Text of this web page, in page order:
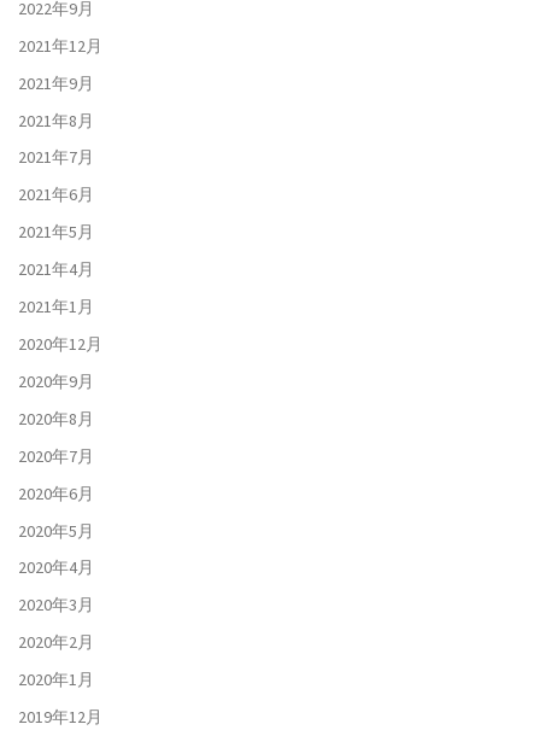
2022年9月
2021年12月
2021年9月
2021年8月
2021年7月
2021年6月
2021年5月
2021年4月
2021年1月
2020年12月
2020年9月
2020年8月
2020年7月
2020年6月
2020年5月
2020年4月
2020年3月
2020年2月
2020年1月
2019年12月